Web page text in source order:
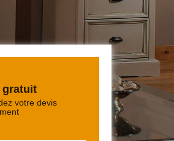
gratuit
votre devis